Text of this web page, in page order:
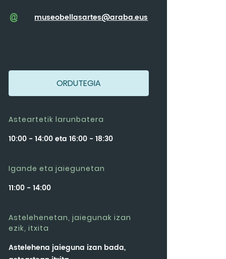
museobellasartes@araba.eus
ORDUTEGIA
Asteartetik larunbatera
10:00 - 14:00 eta 16:00 - 18:30
Igande eta jaiegunetan
11:00 - 14:00
Astelehenetan, jaiegunak izan
ezik, itxita
Astelehena jaieguna izan bada,